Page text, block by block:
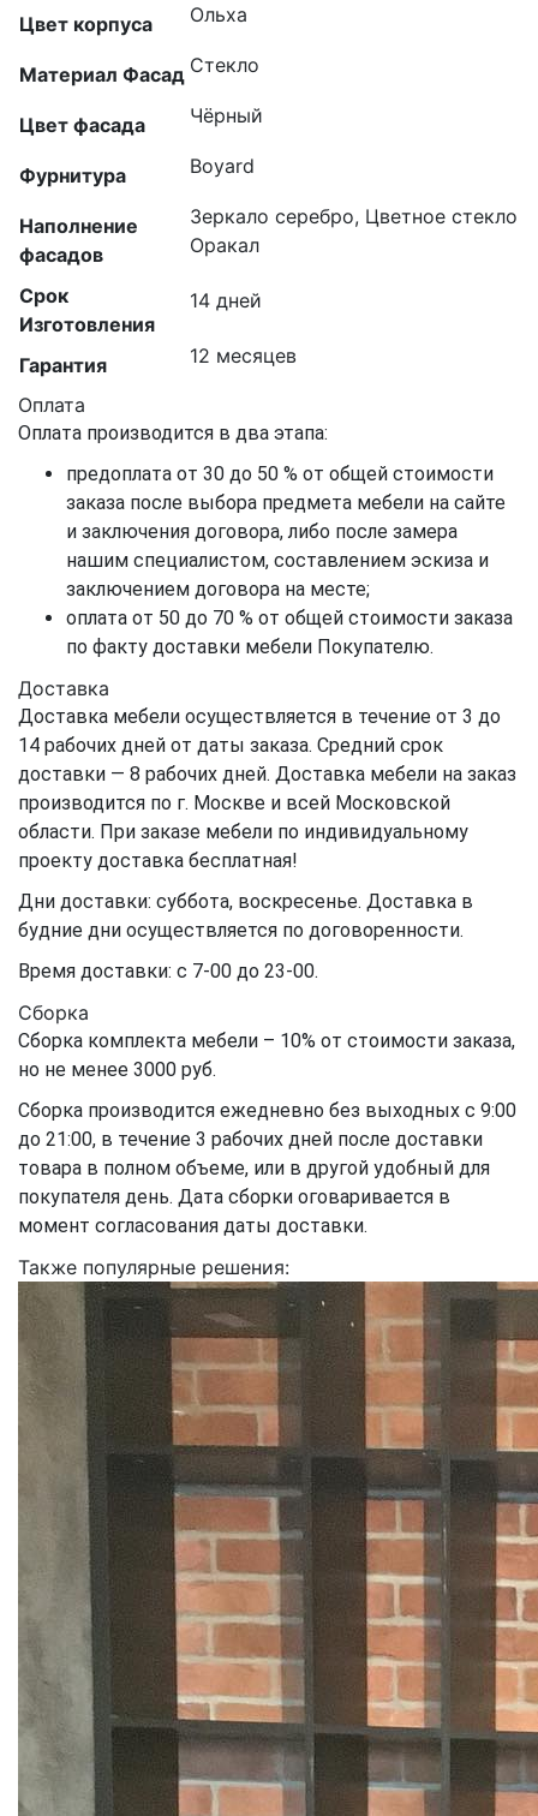
Цвет корпуса Ольха
Материал Фасад Стекло
Цвет фасада Чёрный
Фурнитура Boyard
Наполнение
фасадов
Зеркало серебро, Цветное стекло
Оракал
Срок
Изготовления
14 дней
Гарантия 12 месяцев
Оплата
Оплата производится в два этапа:
предоплата от 30 до 50 % от общей стоимости
заказа после выбора предмета мебели на сайте
и заключения договора, либо после замера
нашим специалистом, составлением эскиза и
заключением договора на месте;
оплата от 50 до 70 % от общей стоимости заказа
по факту доставки мебели Покупателю.
Доставка
Доставка мебели осуществляется в течение от 3 до
14 рабочих дней от даты заказа. Средний срок
доставки — 8 рабочих дней. Доставка мебели на заказ
производится по г. Москве и всей Московской
области. При заказе мебели по индивидуальному
проекту доставка бесплатная!
Дни доставки: суббота, воскресенье. Доставка в
будние дни осуществляется по договоренности.
Время доставки: с 7-00 до 23-00.
Сборка
Сборка комплекта мебели – 10% от стоимости заказа,
но не менее 3000 руб.
Сборка производится ежедневно без выходных с 9:00
до 21:00, в течение 3 рабочих дней после доставки
товара в полном объеме, или в другой удобный для
покупателя день. Дата сборки оговаривается в
момент согласования даты доставки.
Также популярные решения: